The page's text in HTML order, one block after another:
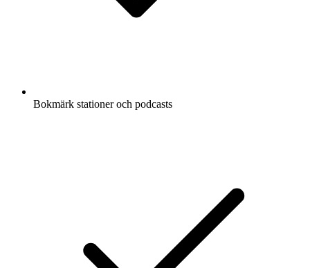
Bokmärk stationer och podcasts